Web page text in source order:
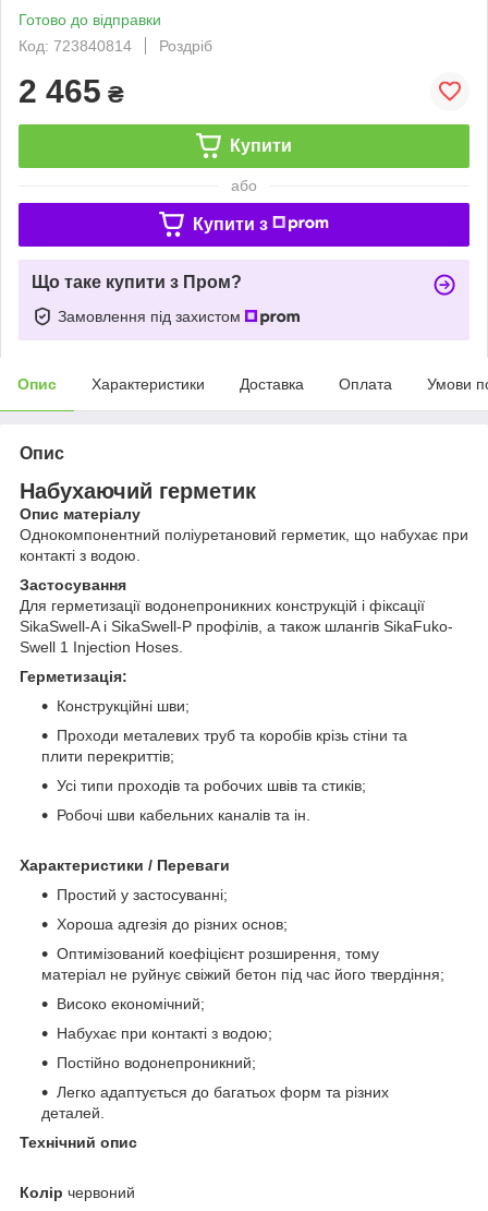
Готово до відправки
Код: 723840814
Роздріб
2 465 ₴
Купити
або
Купити з
Що таке купити з Пром?
Замовлення під захистом
Опис Характеристики Доставка Оплата Умови
Опис
Набухаючий герметик
Опис матеріалу
Однокомпонентний поліуретановий герметик, що набухає при
контакті з водою.
Застосування
Для герметизації водонепроникних конструкцій і фіксації
SikaSwell-A і SikaSwell-P профілів, а також шлангів SikaFuko-
Swell 1 Injection Hoses.
Герметизація:
Конструкційні шви;
Проходи металевих труб та коробів крізь стіни та
плити перекриттів;
Усі типи проходів та робочих швів та стиків;
Робочі шви кабельних каналів та ін.
Характеристики / Переваги
Простий у застосуванні;
Хороша адгезія до різних основ;
Оптимізований коефіцієнт розширення, тому
матеріал не руйнує свіжий бетон під час його твердіння;
Високо економічний;
Набухає при контакті з водою;
Постійно водонепроникний;
Легко адаптується до багатьох форм та різних
деталей.
Технічний опис
Колір червоний